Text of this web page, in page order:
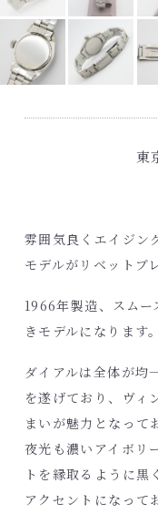
東
雰囲気良くエイジン
モデルがリベットブ
1966年製造、スム
きモデルになります。
ダイアルは全体が均
を遂げており、ヴィ
まいが魅力となって
夜光も濃いアイボリ
トを縁取るように黒
アクセントになって